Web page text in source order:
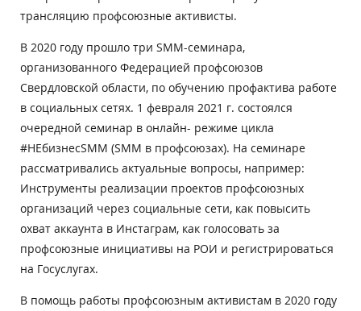
трансляцию профсоюзные активисты.
В 2020 году прошло три SMM-семинара,
организованного Федерацией профсоюзов
Свердловской области, по обучению профактива работе
в социальных сетях. 1 февраля 2021 г. состоялся
очередной семинар в онлайн- режиме цикла
#НЕбизнесSMM (SMM в профсоюзах). На семинаре
рассматривались актуальные вопросы, например:
Инструменты реализации проектов профсоюзных
организаций через социальные сети, как повысить
охват аккаунта в Инстаграм, как голосовать за
профсоюзные инициативы на РОИ и регистрироваться
на Госуслугах.
В помощь работы профсоюзным активистам в 2020 году